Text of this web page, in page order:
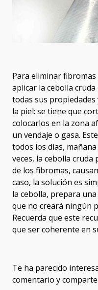
Para eliminar
aplicar la cebolla
todas sus propiedades
la piel: se tiene que
colocarlos en la zona
un vendaje o gasa.
todos los días,
veces, la cebolla
de los fibromas,
caso, la solución es
la cebolla, prepara
que no creará ningún
Recuerda que este
que ser coherente en
Te ha parecido
comentario y